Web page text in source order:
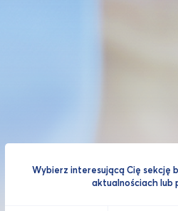
Wybierz interesującą Cię sekcję
aktualnościach lub